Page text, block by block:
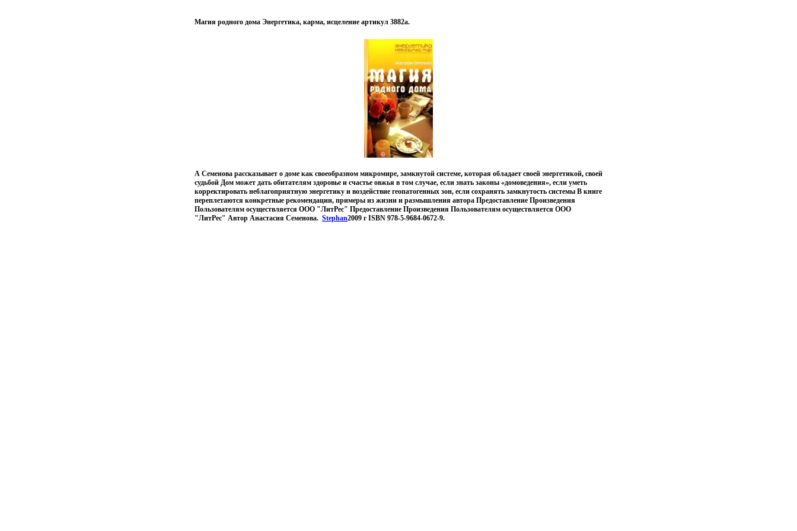
Магия родного дома Энергетика, карма, исцеление артикул 3882a.
А Семенова рассказывает о доме как своеобразном микромире, замкнутой системе, которая обладает своей энергетикой, своей
судьбой Дом может дать обитателям здоровье и счастье овжья в том случае, если знать законы «домоведения», если уметь
корректировать неблагоприятную энергетику и воздействие геопатогенных зон, если сохранять замкнутость системы В книге
переплетаются конкретные рекомендации, примеры из жизни и размышления автора Предоставление Произведения
Пользователям осуществляется ООО "ЛитРес" Предоставление Произведения Пользователям осуществляется ООО
"ЛитРес" Автор Анастасия Семенова. Stephan2009 г ISBN 978-5-9684-0672-9.